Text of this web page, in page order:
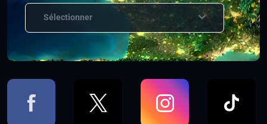
Sélectionner